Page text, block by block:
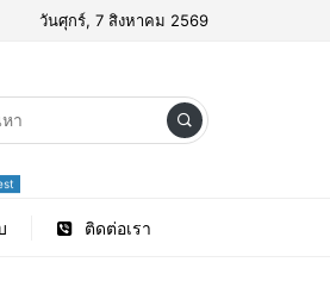
วันศุกร์, 7 สิงหาคม 2569
ติดต่อเรา